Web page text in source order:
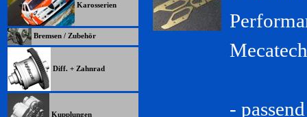
Karosserien
Bremsen / Zubehör
Diff. + Zahnrad
Kupplungen
-